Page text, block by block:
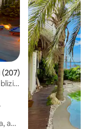
ocjena: 4,91/5,
(207)
a